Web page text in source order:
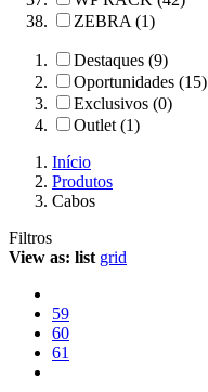
ZEBRA (1)
Destaques (9)
Oportunidades (15)
Exclusivos (0)
Outlet (1)
Início
Produtos
Cabos
Filtros
View as: list grid
59
60
61